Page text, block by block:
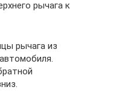
рычага к
рычага из